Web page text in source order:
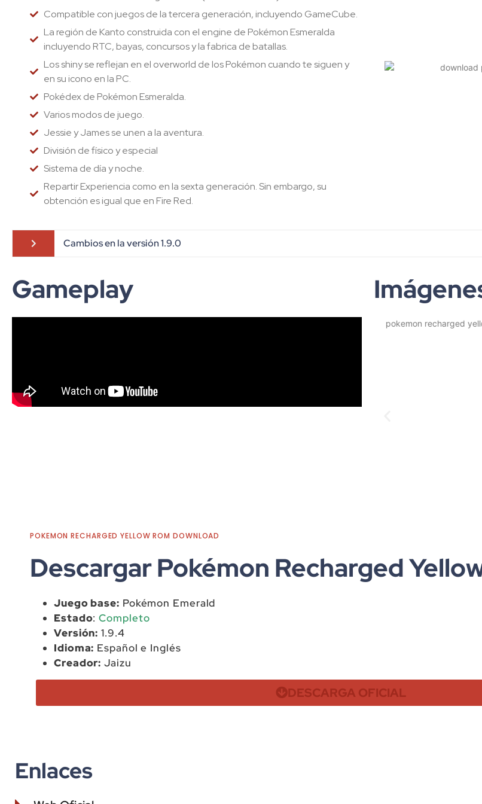
Compatible con juegos de la tercera generación, incluyendo GameCube.
La región de Kanto construida con el engine de Pokémon Esmeralda
incluyendo RTC, bayas, concursos y la fabrica de batallas.
Los shiny se reflejan en el overworld de los Pokémon cuando te siguen y
en su icono en la PC.
Pokédex de Pokémon Esmeralda.
Varios modos de juego.
Jessie y James se unen a la aventura.
División de físico y especial
Sistema de día y noche.
Repartir Experiencia como en la sexta generación. Sin embargo, su
obtención es igual que en Fire Red.
Cambios en la versión 1.9.0
Gameplay
POKEMON RECHARGED YELLOW ROM DOWNLOAD
Descargar Pokémon Recharged
Juego base: Pokémon Emerald
Estado:Completo
Versión: 1.9.4
Idioma: Español e Inglés
Creador: Jaizu
DESCARGA OFICIAL
Enlaces